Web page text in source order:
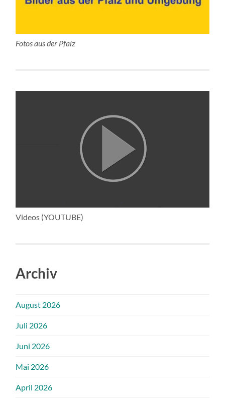
Fotos aus der Pfalz
Videos (YOUTUBE)
Archiv
August 2026
Juli 2026
Juni 2026
Mai 2026
April 2026